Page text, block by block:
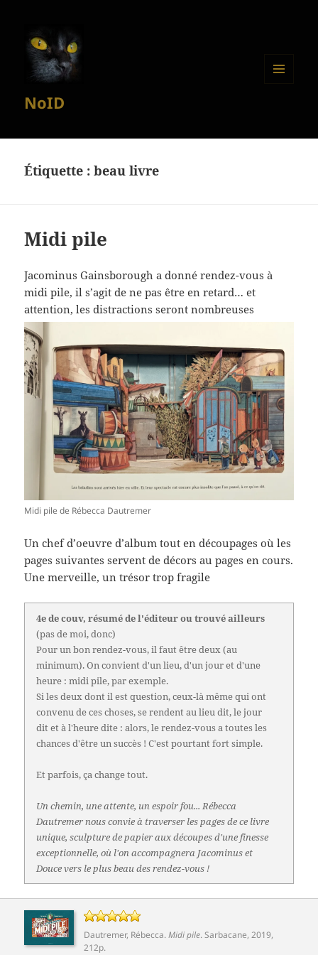
NoID
Étiquette :beau livre
Midi pile
Jacominus Gainsborough a donné rendez-vous à
midi pile, il s’agit de ne pas être en retard… et
attention, les distractions seront nombreuses
Midi pile de Rébecca Dautremer
Un chef d’oeuvre d’album tout en découpages où les
pages suivantes servent de décors au pages en cours.
Une merveille, un trésor trop fragile
4e de couv, résumé de l'éditeur ou trouvé ailleurs
(pas de moi, donc)
Pour un bon rendez-vous, il faut être deux (au
minimum). On convient d'un lieu, d'un jour et d'une
heure : midi pile, par exemple.
Si les deux dont il est question, ceux-là même qui ont
convenu de ces choses, se rendent au lieu dit, le jour
dit et à l'heure dite : alors, le rendez-vous a toutes les
chances d'être un succès ! C'est pourtant fort simple.
Et parfois, ça change tout.
Un chemin, une attente, un espoir fou... Rébecca
Dautremer nous convie à traverser les pages de ce livre
unique, sculpture de papier aux découpes d'une finesse
exceptionnelle, où l'on accompagnera Jacominus et
Douce vers le plus beau des rendez-vous !
Dautremer, Rébecca.Midi pile.Sarbacane, 2019,
212p.